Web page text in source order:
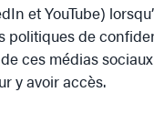
et YouTube)
politiques de
ces médias
y avoir accès.